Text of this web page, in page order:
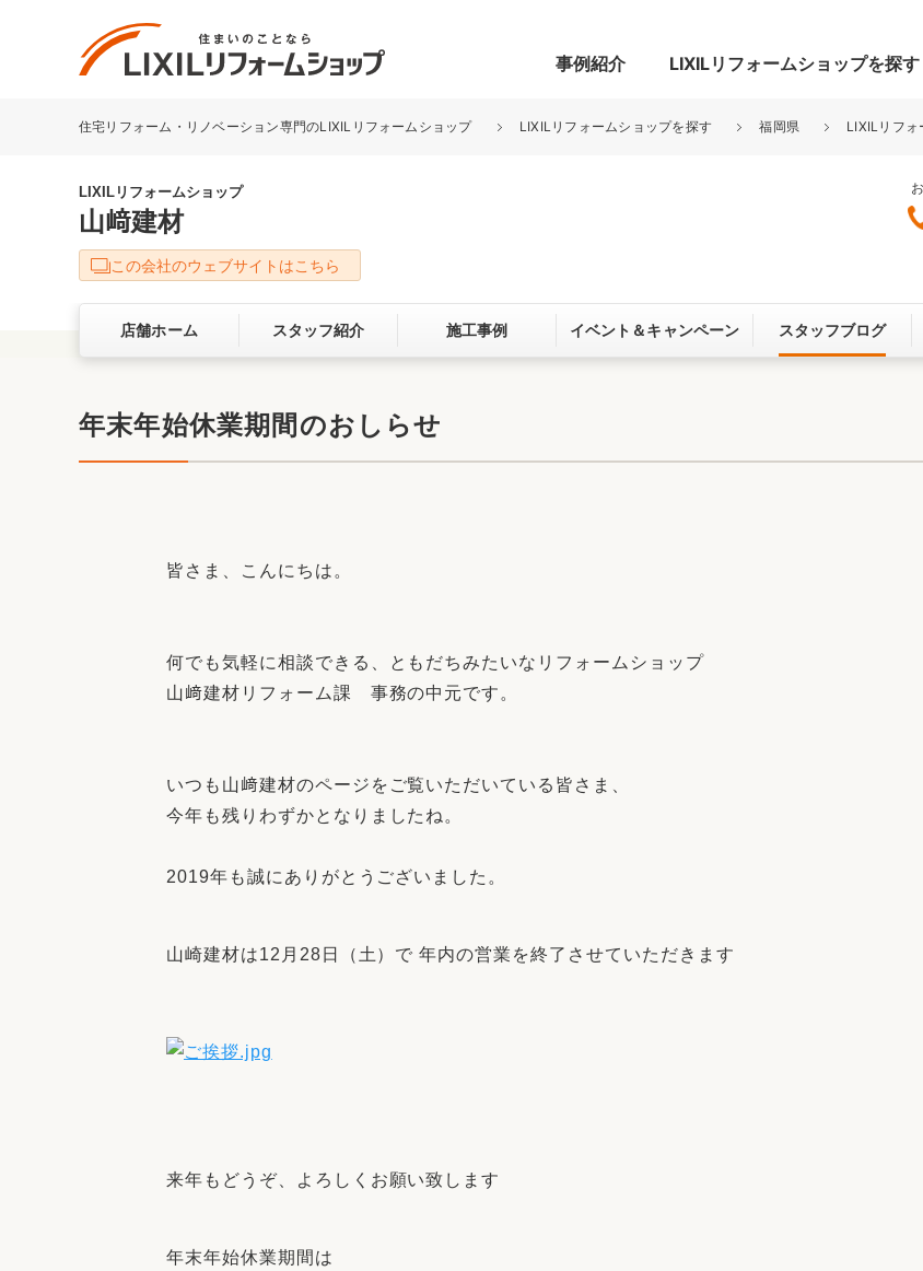
事例紹介
リフォーム事例を探す
キッチン
洗面化粧室 トイレ 玄関まわり 門ま
ベランダ・バルコニー ガーデンスペース カースペース
LIXILリフォームショップを探す
LIXILリフォームショップについて
サービス向上・品質改善の取り組み お客さま満足度アンケート
こ
リフォームコンシェルジュ®
ストップ
リフォームお役立ち情報
住宅リフォーム・リノベーション専門のLIXILリフォームショップ LIXILリフォームショップを探す 福岡県 LIXILリフォ
LIXILリフォームショップ
山﨑建材
この会社のウェブサイトはこちら
店舗ホーム スタッフ紹介 施工事例 イベント＆キャンペーン スタッフブログ
年末年始休業期間のおしらせ
皆さま、こんにちは。
何でも気軽に相談できる、ともだちみたいなリフォームショップ
山﨑建材リフォーム課 事務の中元です。
いつも山﨑建材のページをご覧いただいている皆さま、
今年も残りわずかとなりましたね。
2019年も誠にありがとうございました。
山崎建材は12月28日（土）で 年内の営業を終了させていただきます
来年もどうぞ、よろしくお願い致します
年末年始休業期間は